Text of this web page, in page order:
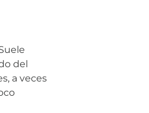
del
a veces